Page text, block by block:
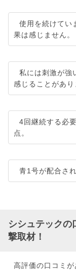
使用を続けてい
果は感じません。
私には刺激が強
感じることがあり
4回継続する必
点。
青1号が配合さ
シシュテックの
撃取材！
高評価の口コミ